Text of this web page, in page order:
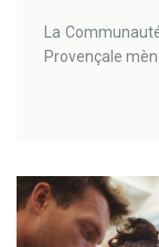
La
Provençale